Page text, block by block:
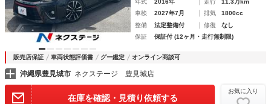
年式 2016年 走行
11.3万km
車検
2027年7月 排気
1800cc
整備
法定整備付 修復
なし
保証
保証付 (12ヶ月・走行無制限)
販売店保証 車両状態評価書 グー鑑定 オンライン商談可
沖縄県豊見城市 ネクステージ 豊見城店
在庫を確認・見積り依頼する
お気に入り